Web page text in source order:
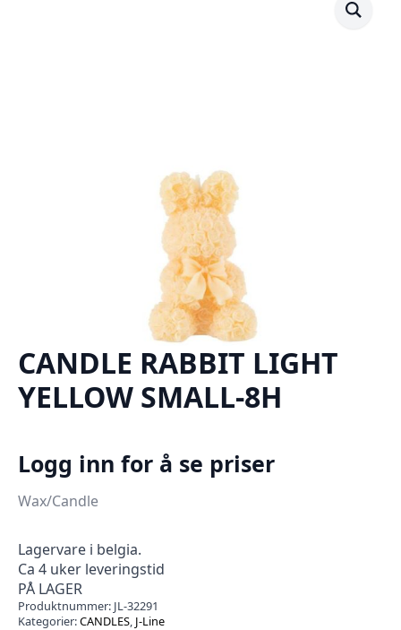
CANDLE RABBIT LIGHT
YELLOW SMALL-8H
Logg inn for å se priser
Wax/Candle
Lagervare i belgia.
Ca 4 uker leveringstid
PÅ LAGER
Produktnummer: JL-32291
Kategorier:CANDLES, J-Line